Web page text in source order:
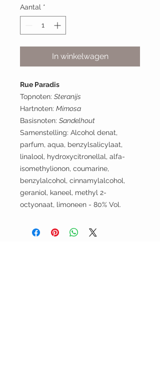
Aantal *
In winkelwagen
Rue Paradis
Topnoten: Steranijs
Hartnoten: Mimosa
Basisnoten: Sandelhout
Samenstelling: Alcohol denat,
parfum, aqua, benzylsalicylaat,
linalool, hydroxycitronellal, alfa-
isomethylionon, coumarine,
benzylalcohol, cinnamylalcohol,
geraniol, kaneel, methyl 2-
octyonaat, limoneen - 80% Vol.